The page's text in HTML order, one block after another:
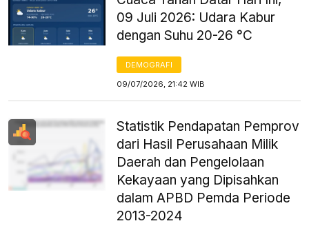
09 Juli 2026: Udara Kabur
dengan Suhu 20-26 °C
DEMOGRAFI
09/07/2026, 21:42 WIB
Statistik Pendapatan Pemprov
dari Hasil Perusahaan Milik
Daerah dan Pengelolaan
Kekayaan yang Dipisahkan
dalam APBD Pemda Periode
2013-2024